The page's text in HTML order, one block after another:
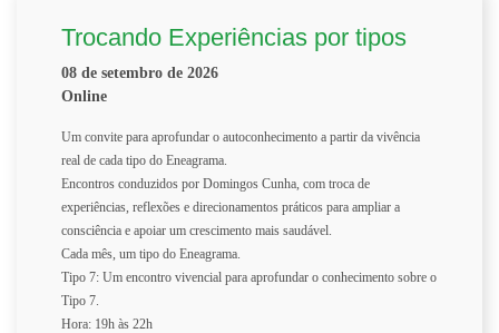
Trocando Experiências por tipos
08 de setembro de 2026
Online
Um convite para aprofundar o autoconhecimento a partir da vivência
real de cada tipo do Eneagrama.
Encontros conduzidos por Domingos Cunha, com troca de
experiências, reflexões e direcionamentos práticos para ampliar a
consciência e apoiar um crescimento mais saudável.
Cada mês, um tipo do Eneagrama.
Tipo 7: Um encontro vivencial para aprofundar o conhecimento sobre o
Tipo 7.
Hora: 19h às 22h